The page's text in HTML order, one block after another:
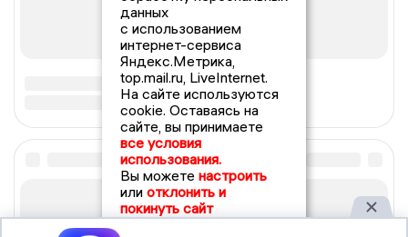
данных
с использованием
интернет-сервиса
Яндекс.Метрика,
top.mail.ru, LiveInternet.
На сайте используются
cookie. Оставаясь на
сайте, вы принимаете
все условия
использования.
Вы можете настроить
или отклонить и
покинуть сайт